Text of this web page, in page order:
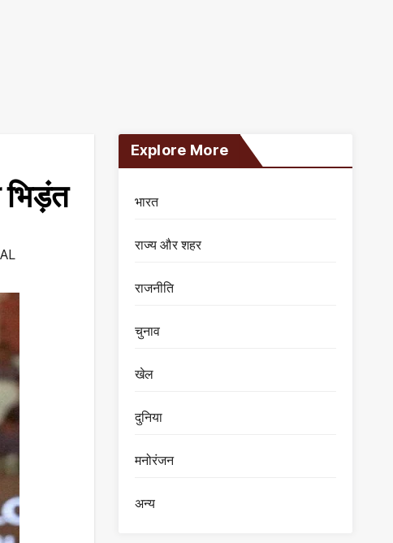
Explore More
भारत
राज्य और शहर
राजनीति
चुनाव
खेल
दुनिया
मनोरंजन
अन्य